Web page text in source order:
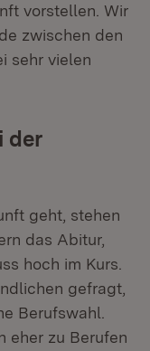
vorstellen. Wir
zwischen den
sehr vielen
der
geht, stehen
das Abitur,
hoch im Kurs.
gefragt,
Berufswahl.
eher zu Berufen